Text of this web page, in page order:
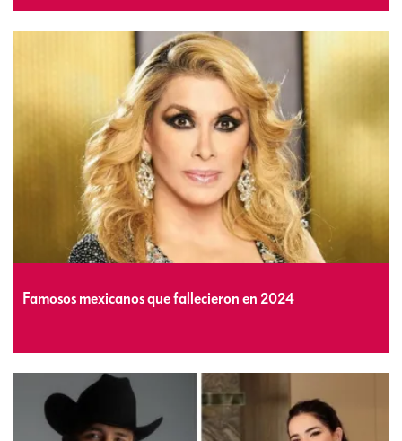
Famosos mexicanos que fallecieron en 2024